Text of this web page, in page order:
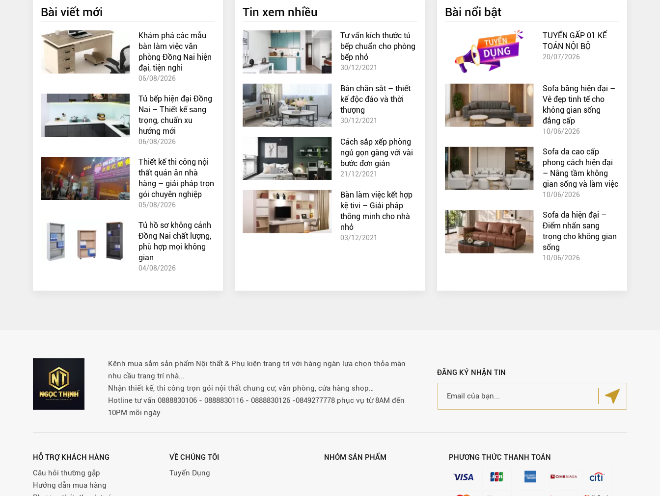
Bài viết mới
Khám phá các mẫu
bàn làm việc văn
phòng Đồng Nai hiện
đại, tiện nghi
06/08/2026
Tủ bếp hiện đại Đồng
Nai – Thiết kế sang
trọng, chuẩn xu
hướng mới
06/08/2026
Thiết kế thi công nội
thất quán ăn nhà
hàng – giải pháp trọn
gói chuyên nghiệp
05/08/2026
Tủ hồ sơ không cánh
Đồng Nai chất lượng,
phù hợp mọi không
gian
04/08/2026
Tin xem nhiều
Tư vấn kích thước tủ
bếp chuẩn cho phòng
bếp nhỏ
30/12/2021
Bàn chân sắt – thiết
kế độc đáo và thời
thượng
30/12/2021
Cách sắp xếp phòng
ngủ gọn gàng với vài
bước đơn giản
21/12/2021
Bàn làm việc kết hợp
kệ tivi – Giải pháp
thông minh cho nhà
nhỏ
03/12/2021
Bài nổi bật
TUYỂN GẤP 01 KẾ
TOÁN NỘI BỘ
20/07/2026
Sofa băng hiện đại –
Vẻ đẹp tinh tế cho
không gian sống
đẳng cấp
10/06/2026
Sofa da cao cấp
phong cách hiện đại
– Nâng tầm không
gian sống và làm việc
10/06/2026
Sofa da hiện đại –
Điểm nhấn sang
trọng cho không gian
sống
10/06/2026
Kênh mua sắm sản phẩm Nội thất & Phụ kiện trang trí với hàng ngàn lựa chọn thỏa mãn
nhu cầu trang trí nhà...
Nhận thiết kế, thi công trọn gói nội thất chung cư, văn phòng, cửa hàng shop…
Hotline tư vấn 0888830106 - 0888830116 - 0888830126 -0849277778 phục vụ từ 8AM đến
10PM mỗi ngày
ĐĂNG KÝ NHẬN TIN
HỖ TRỢ KHÁCH HÀNG
Câu hỏi thường gặp
Hướng dẫn mua hàng
VỀ CHÚNG TÔI
Tuyển Dụng
NHÓM SẢN PHẨM PHƯƠNG THỨC THANH TOÁN